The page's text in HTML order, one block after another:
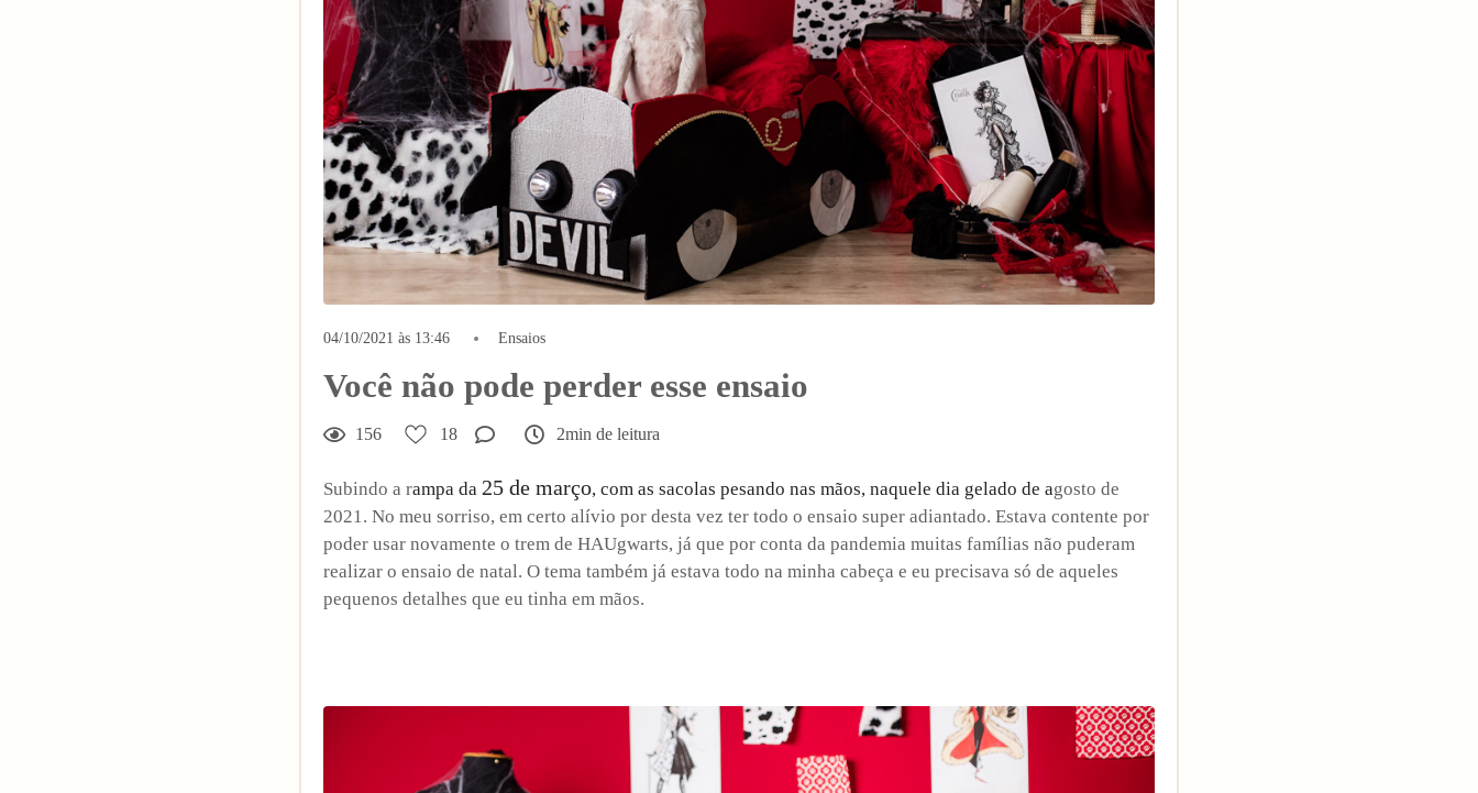
04/10/2021 às 13:46 Ensaios
Você não pode perder esse ensaio
156 18 2min de leitura
Subindo a rampa da 25 de março, com as sacolas pesando nas mãos, naquele dia gelado de agosto de
2021. No meu sorriso, em certo alívio por desta vez ter todo o ensaio super adiantado. Estava contente por
poder usar novamente o trem de HAUgwarts, já que por conta da pandemia muitas famílias não puderam
realizar o ensaio de natal. O tema também já estava todo na minha cabeça e eu precisava só de aqueles
pequenos detalhes que eu tinha em mãos.